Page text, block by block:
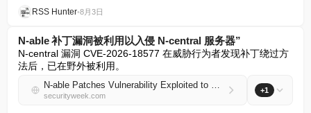
RSS Hunter•8月3日
N‑able 补丁漏洞被利用以入侵 N-central 服务器”
N-central 漏洞 CVE-2026-18577 在威胁行为者发现补丁绕过方
法后，已在野外被利用。
N‑able Patches Vulnerability Exploited to Hack N-central Servers
securityweek.com
+1